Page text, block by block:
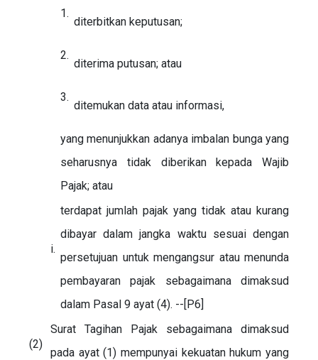
1.
diterbitkan keputusan;
2.
diterima putusan; atau
3.
ditemukan data atau informasi,
yang menunjukkan adanya imbalan bunga yang
seharusnya tidak diberikan kepada Wajib
Pajak; atau
i.
terdapat jumlah pajak yang tidak atau kurang
dibayar dalam jangka waktu sesuai dengan
persetujuan untuk mengangsur atau menunda
pembayaran pajak sebagaimana dimaksud
dalam Pasal 9 ayat (4). --[P6]
(2)
Surat Tagihan Pajak sebagaimana dimaksud
pada ayat (1) mempunyai kekuatan hukum yang